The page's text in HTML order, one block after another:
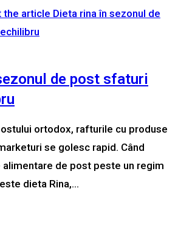
de post sfaturi
ortodox, rafturile cu produse
se golesc rapid. Când
de post peste un regim
dieta Rina,…